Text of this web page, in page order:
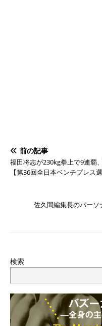
前の記事
福田将志が230kg拳上で9連覇
【第36回全日本ベンチプレス
佐久間編集長のパー
検索